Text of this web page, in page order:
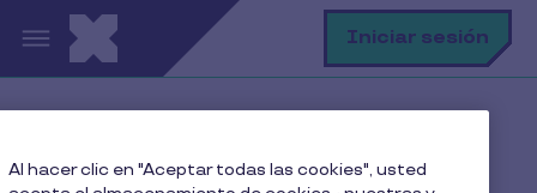
Pasar al contenido principal Iniciar sesión
Productividad Laboral
Al hacer clic en "Aceptar todas las cookies", usted